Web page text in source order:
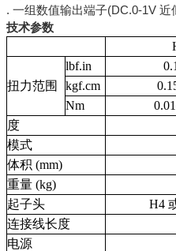
. 一组数值输出端子(DC.0-1V 近
技术参数
扭力范围
lbf.in
kgf.cm
Nm
度
模式
体积 (mm)
重量 (kg)
起子头
H4
连接线长度
电源